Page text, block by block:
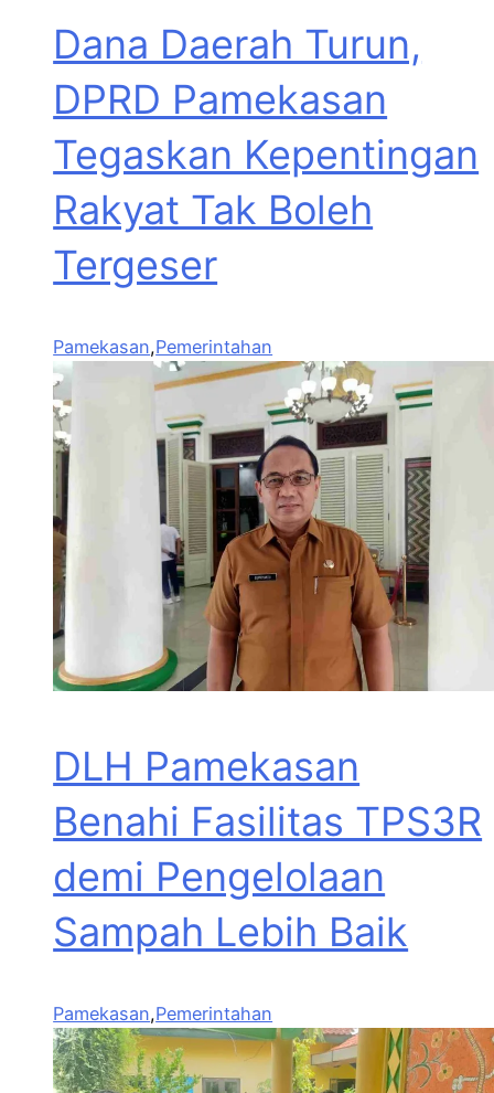
Dana Daerah Turun,
DPRD Pamekasan
Tegaskan Kepentingan
Rakyat Tak Boleh
Tergeser
Pamekasan,Pemerintahan
DLH Pamekasan
Benahi Fasilitas TPS3R
demi Pengelolaan
Sampah Lebih Baik
Pamekasan,Pemerintahan